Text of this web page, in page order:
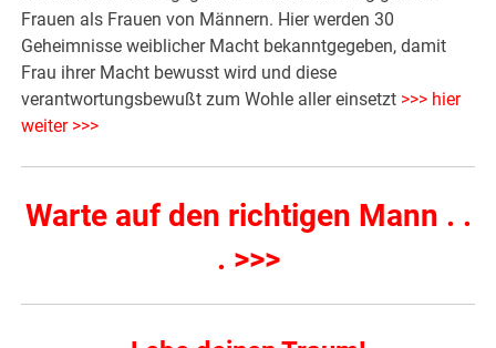
Frauen als Frauen von Männern. Hier werden 30
Geheimnisse weiblicher Macht bekanntgegeben, damit
Frau ihrer Macht bewusst wird und diese
verantwortungsbewußt zum Wohle aller einsetzt >>> hier
weiter >>>
Warte auf den richtigen Mann . .
. >>>